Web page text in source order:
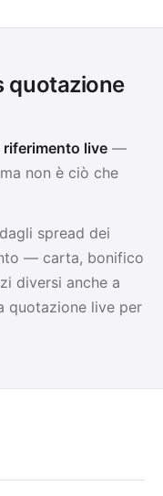
quotazione
live —
non è ciò che
spread dei
— carta, bonifico
diversi anche a
quotazione live per